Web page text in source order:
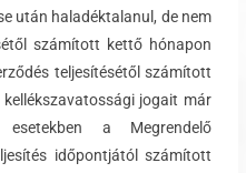
után haladéktalanul, de nem
számított kettő hónapon
teljesítésétől számított
jogait már
a Megrendelő
időpontjától számított